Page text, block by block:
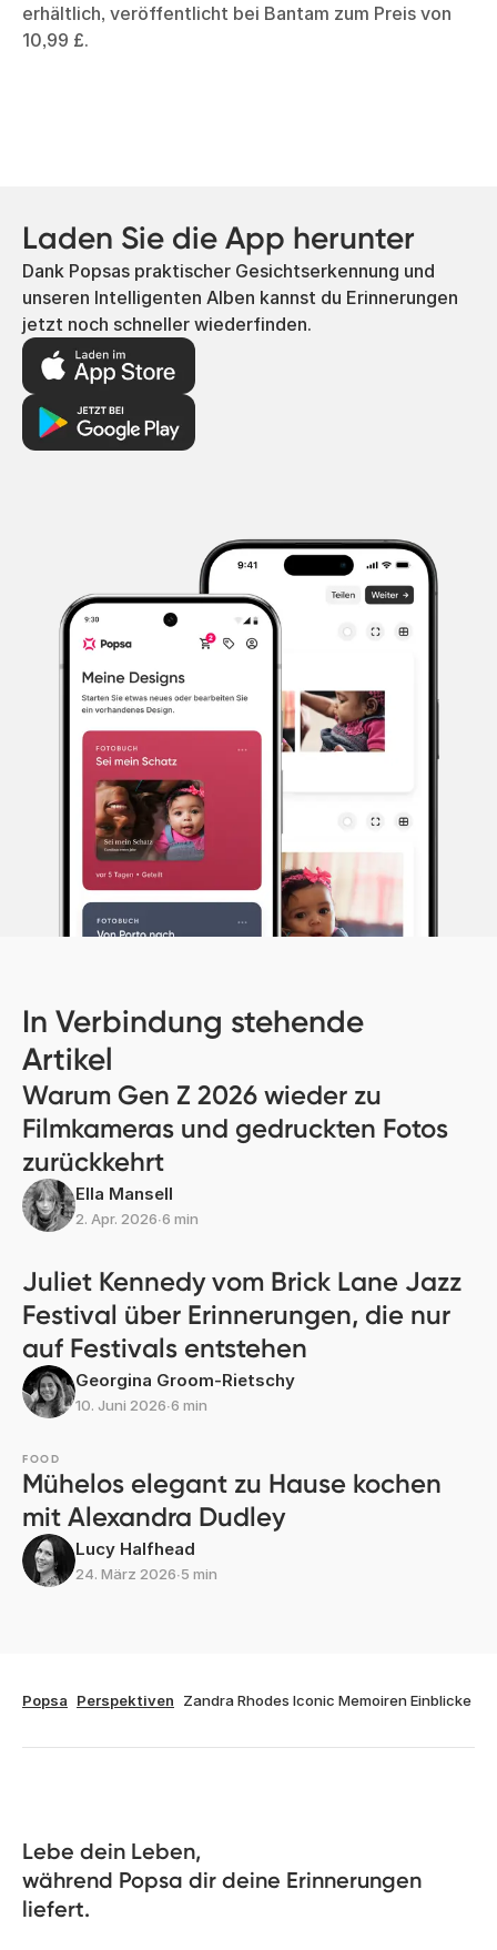
erhältlich, veröffentlicht bei Bantam zum Preis von
10,99 £.
Laden Sie die App herunter
Dank Popsas praktischer Gesichtserkennung und
unseren Intelligenten Alben kannst du Erinnerungen
jetzt noch schneller wiederfinden.
In Verbindung stehende
Artikel
Warum Gen Z 2026 wieder zu
Filmkameras und gedruckten Fotos
zurückkehrt
Ella Mansell
2. Apr. 2026∙6 min
Juliet Kennedy vom Brick Lane Jazz
Festival über Erinnerungen, die nur
auf Festivals entstehen
Georgina Groom-Rietschy
10. Juni 2026∙6 min
FOOD
Mühelos elegant zu Hause kochen
mit Alexandra Dudley
Lucy Halfhead
24. März 2026∙5 min
Popsa Perspektiven Zandra Rhodes Iconic Memoiren Einblicke
Lebe dein Leben,
während Popsa dir deine Erinnerungen
liefert.